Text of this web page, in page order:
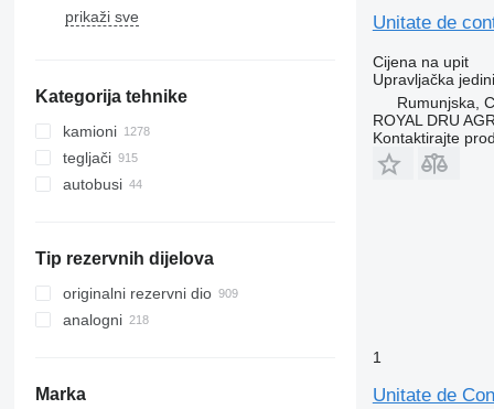
prikaži sve
Kategorija tehnike
kamioni
tegljači
autobusi
Tip rezervnih dijelova
originalni rezervni dio
analogni
Marka
Unitate de
Cijena na upit
Upravljačka
Rumunjska,
ROYAL DRU
Kontaktirajte
1
Unitate de